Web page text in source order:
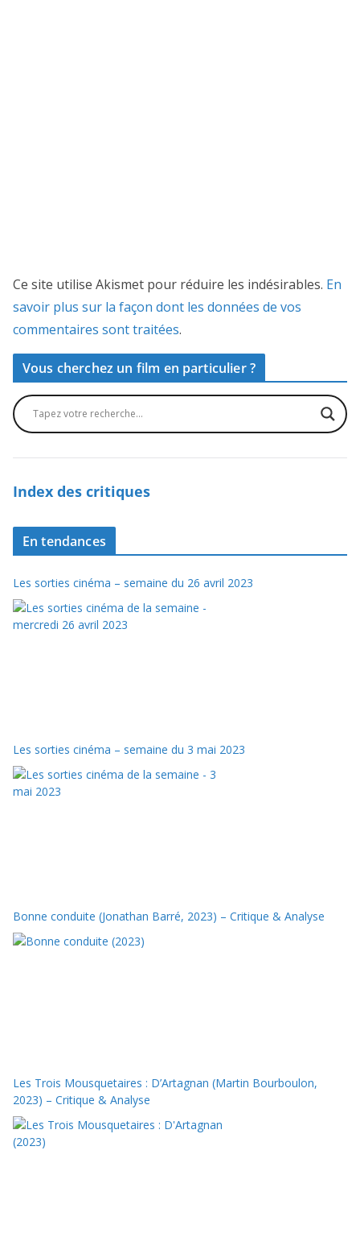
Ce site utilise Akismet pour réduire les indésirables. En
savoir plus sur la façon dont les données de vos
commentaires sont traitées.
Vous cherchez un film en particulier ?
Index des critiques
En tendances
Les sorties cinéma – semaine du 26 avril 2023
Les sorties cinéma – semaine du 3 mai 2023
Bonne conduite (Jonathan Barré, 2023) – Critique & Analyse
Les Trois Mousquetaires : D’Artagnan (Martin Bourboulon,
2023) – Critique & Analyse